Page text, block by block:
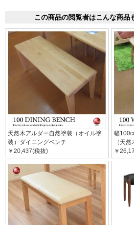
この商品の閲覧者はこんな商品
天然木アルダー自然塗装（オイル塗
装）ダイニングベンチ
￥20,437(税抜)
幅
（天
￥